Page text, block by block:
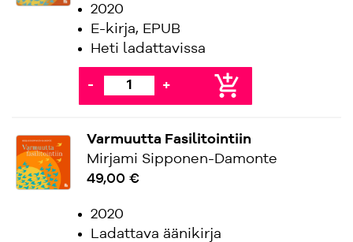
2020
E-kirja, EPUB
Heti ladattavissa
- + add_shopping_cart
Varmuutta Fasilitointiin
Mirjami Sipponen-Damonte
49,00 €
2020
Ladattava äänikirja